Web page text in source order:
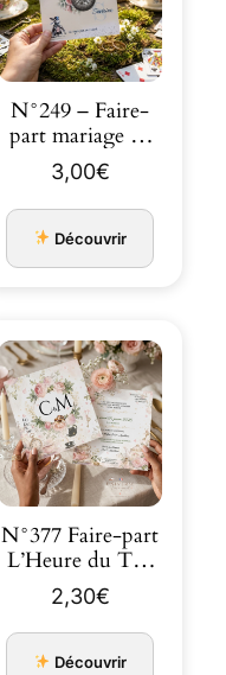
N°249 – Faire-
part mariage au
Pays des
Merveille…
3,00€
Découvrir
N°377 Faire-part
L’Heure du Thé
Anglais avec Al…
2,30€
Découvrir